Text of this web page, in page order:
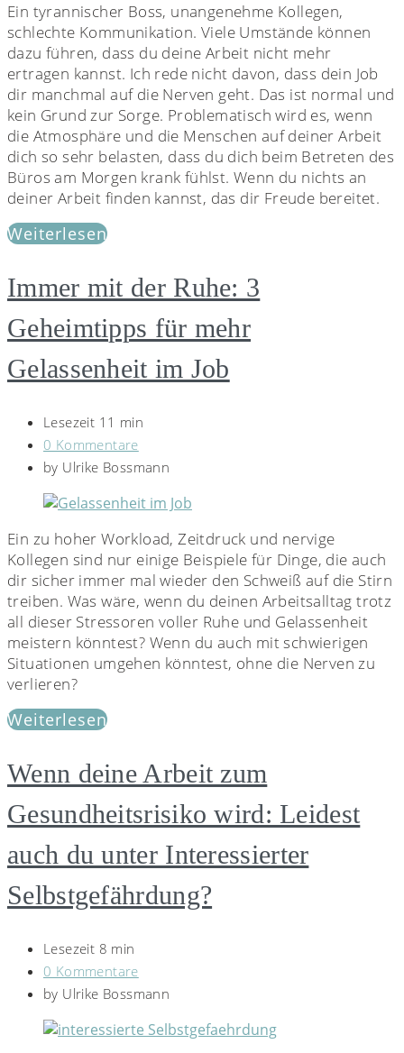
Ein tyrannischer Boss, unangenehme Kollegen,
schlechte Kommunikation. Viele Umstände können
dazu führen, dass du deine Arbeit nicht mehr
ertragen kannst. Ich rede nicht davon, dass dein Job
dir manchmal auf die Nerven geht. Das ist normal und
kein Grund zur Sorge. Problematisch wird es, wenn
die Atmosphäre und die Menschen auf deiner Arbeit
dich so sehr belasten, dass du dich beim Betreten des
Büros am Morgen krank fühlst. Wenn du nichts an
deiner Arbeit finden kannst, das dir Freude bereitet.
Weiterlesen
Immer mit der Ruhe: 3
Geheimtipps für mehr
Gelassenheit im Job
Lesezeit 11 min
0 Kommentare
by Ulrike Bossmann
Ein zu hoher Workload, Zeitdruck und nervige
Kollegen sind nur einige Beispiele für Dinge, die auch
dir sicher immer mal wieder den Schweiß auf die Stirn
treiben. Was wäre, wenn du deinen Arbeitsalltag trotz
all dieser Stressoren voller Ruhe und Gelassenheit
meistern könntest? Wenn du auch mit schwierigen
Situationen umgehen könntest, ohne die Nerven zu
verlieren?
Weiterlesen
Wenn deine Arbeit zum
Gesundheitsrisiko wird: Leidest
auch du unter Interessierter
Selbstgefährdung?
Lesezeit 8 min
0 Kommentare
by Ulrike Bossmann